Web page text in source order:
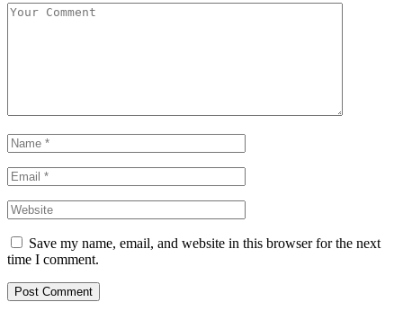
Save my name, email, and website in this browser for the next
time I comment.